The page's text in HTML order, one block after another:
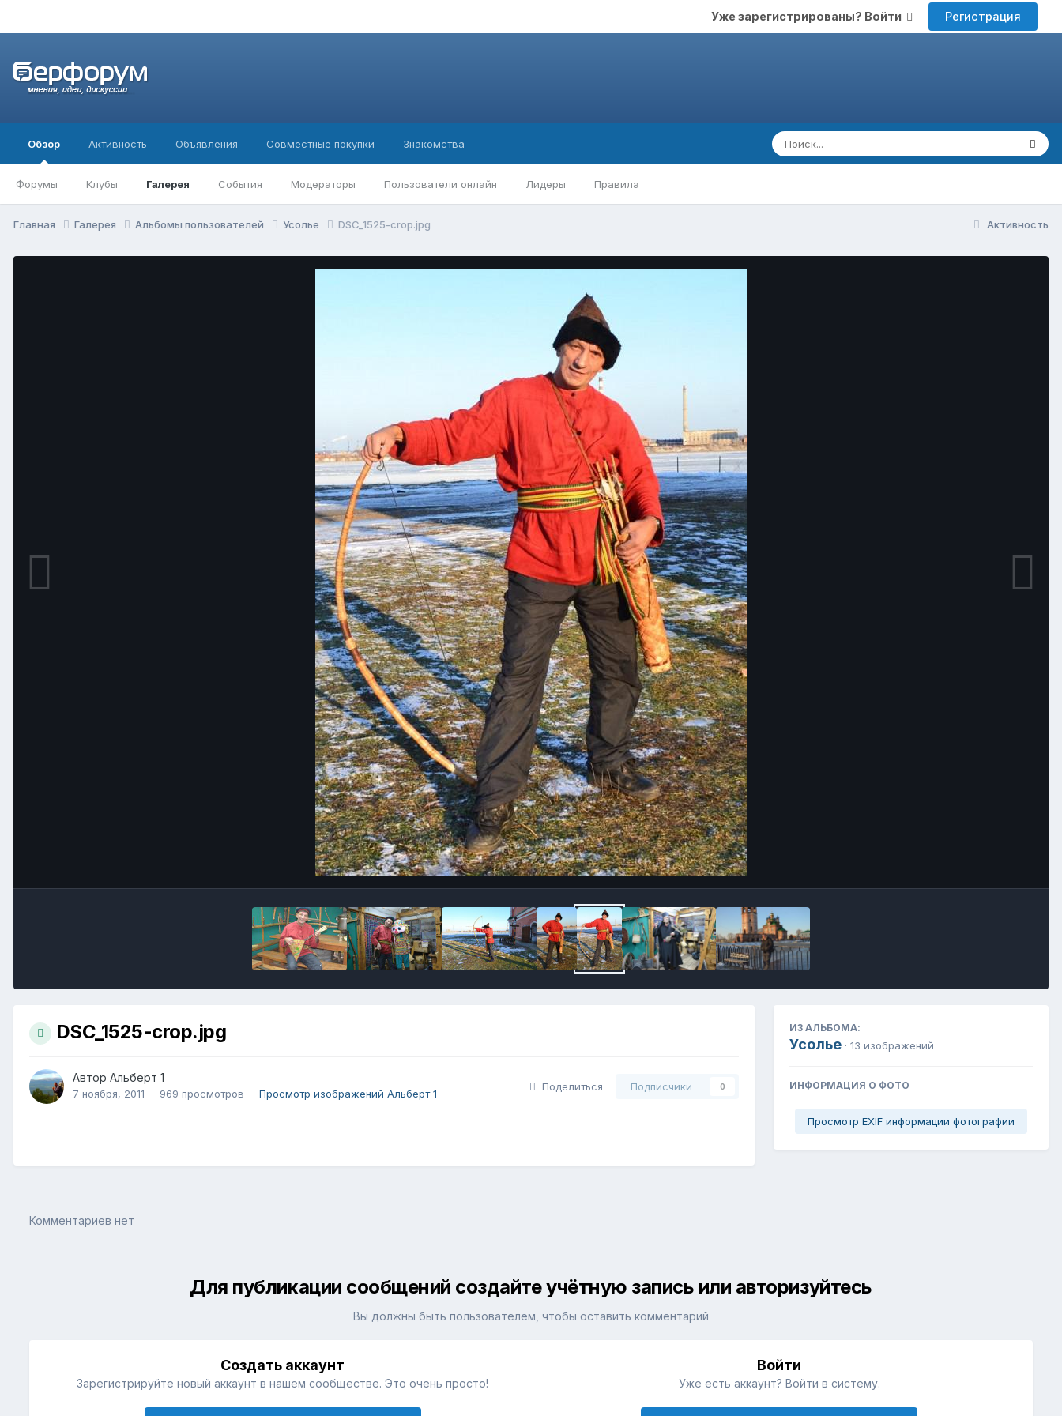
Уже зарегистрированы? Войти Регистрация
Обзор
Форумы Клубы Галерея События Модераторы Пользователи онлайн Лидеры Правила
Активность Объявления Совместные покупки Знакомства
Активность
Главная Галерея Альбомы пользователей Усолье DSC_1525-crop.jpg
DSC_1525-crop.jpg
Автор Альберт 1
7 ноября, 2011 969 просмотров Просмотр изображений Альберт 1
Поделиться Подписчики 0
ИЗ АЛЬБОМА:
Усолье · 13 изображений
ИНФОРМАЦИЯ О ФОТО
Просмотр EXIF информации фотографии
Комментариев нет
Для публикации сообщений создайте учётную запись или авторизуйтесь
Вы должны быть пользователем, чтобы оставить комментарий
Создать аккаунт
Зарегистрируйте новый аккаунт в нашем сообществе. Это очень просто!
Войти
Уже есть аккаунт? Войти в систему.